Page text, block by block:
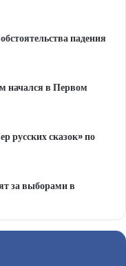
падения
начался в Первом
русских сказок» по
за выборами в